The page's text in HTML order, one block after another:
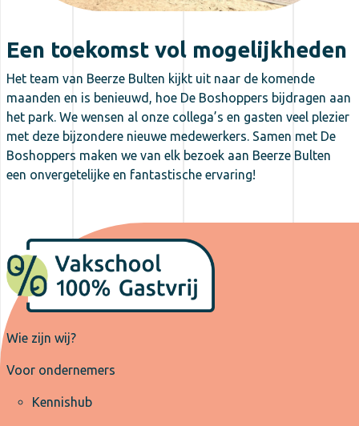
Een toekomst vol mogelijkheden
Het team van Beerze Bulten kijkt uit naar de komende
maanden en is benieuwd, hoe De Boshoppers bijdragen aan
het park. We wensen al onze collega’s en gasten veel plezier
met deze bijzondere nieuwe medewerkers. Samen met De
Boshoppers maken we van elk bezoek aan Beerze Bulten
een onvergetelijke en fantastische ervaring!
Wie zijn wij?
Voor ondernemers
Kennishub